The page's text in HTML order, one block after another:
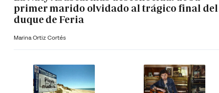
primer marido olvidado al trágico final del
duque de Feria
Marina Ortiz Cortés